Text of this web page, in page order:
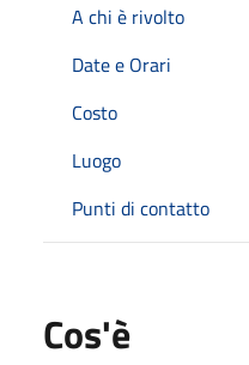
A chi è rivolto
Date e Orari
Costo
Luogo
Punti di contatto
Cos'è